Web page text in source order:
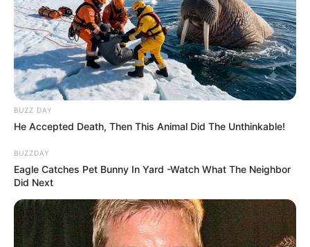
BUZZ DAY
He Accepted Death, Then This Animal Did The Unthinkable!
BUZZDAY
Eagle Catches Pet Bunny In Yard -Watch What The Neighbor
Did Next